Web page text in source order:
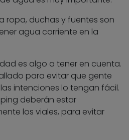
ropa, duchas y fuentes son
agua corriente en la
es algo a tener en cuenta.
para evitar que gente
intenciones lo tengan fácil.
deberán estar
los viales, para evitar